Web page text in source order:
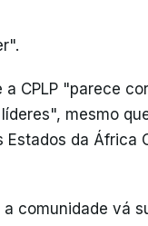
CPLP "parece
mesmo
da África
comunidade vá